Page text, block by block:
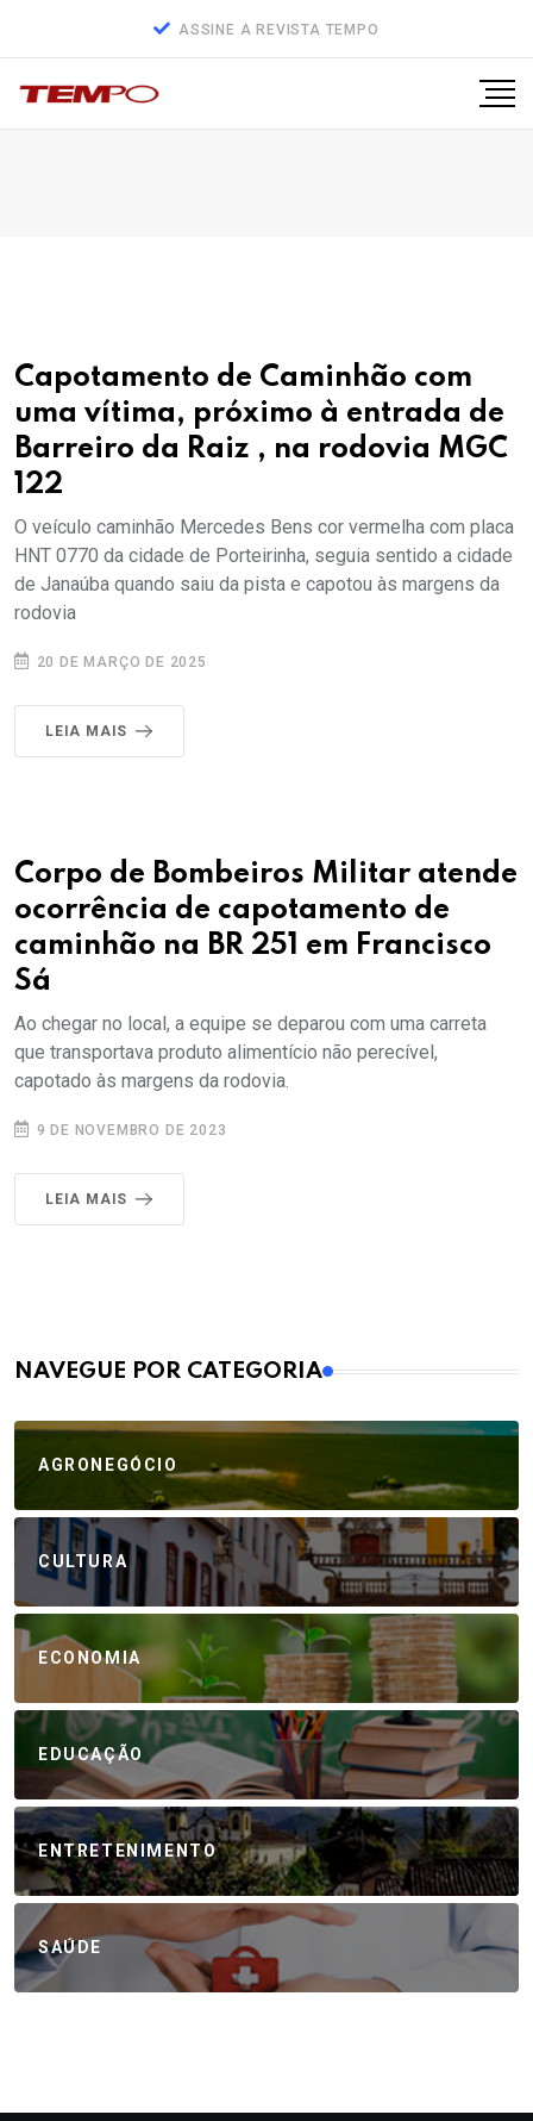
ASSINE A REVISTA TEMPO
Capotamento de Caminhão com
uma vítima, próximo à entrada de
Barreiro da Raiz , na rodovia MGC
122
O veículo caminhão Mercedes Bens cor vermelha com placa
HNT 0770 da cidade de Porteirinha, seguia sentido a cidade
de Janaúba quando saiu da pista e capotou às margens da
rodovia
20 DE MARÇO DE 2025
LEIA MAIS
Corpo de Bombeiros Militar atende
ocorrência de capotamento de
caminhão na BR 251 em Francisco
Sá
Ao chegar no local, a equipe se deparou com uma carreta
que transportava produto alimentício não perecível,
capotado às margens da rodovia.
9 DE NOVEMBRO DE 2023
LEIA MAIS
MAIS VISTOS
NAVEGUE POR CATEGORIA
AGRONEGÓCIO
CULTURA
ECONOMIA
EDUCAÇÃO
ENTRETENIMENTO
SAÚDE